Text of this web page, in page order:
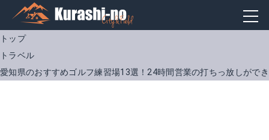
トップ
トラベル
愛知県のおすすめゴルフ練習場13選！24時間営業の打ちっ放しがで